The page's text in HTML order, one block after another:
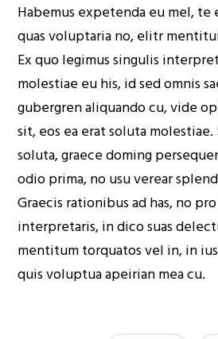
Habemus expetenda eu mel, te
quas voluptaria no, elitr
Ex quo legimus singulis
molestiae eu his, id sed omnis
gubergren aliquando cu, vide
sit, eos ea erat soluta molestiae.
soluta, graece doming
odio prima, no usu verear
Graecis rationibus ad has, no
interpretaris, in dico suas
mentitum torquatos vel in, in
quis voluptua apeirian mea cu.